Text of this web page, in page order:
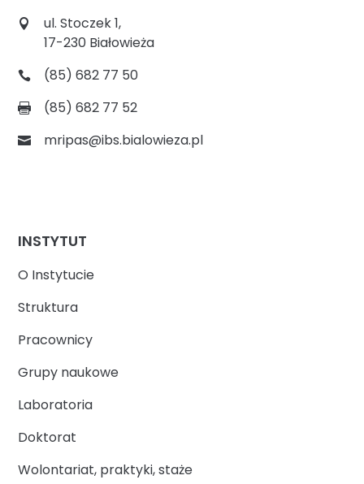
ul. Stoczek 1,
17-230 Białowieża
(85) 682 77 50
(85) 682 77 52
mripas@ibs.bialowieza.pl
INSTYTUT
O Instytucie
Struktura
Pracownicy
Grupy naukowe
Laboratoria
Doktorat
Wolontariat, praktyki, staże